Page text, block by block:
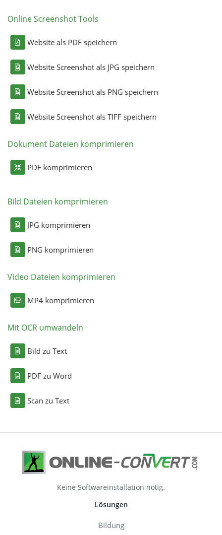
Online Screenshot Tools
Website als PDF speichern
Website Screenshot als JPG speichern
Website Screenshot als PNG speichern
Website Screenshot als TIFF speichern
Dokument Dateien komprimieren
PDF komprimieren
Bild Dateien komprimieren
JPG komprimieren
PNG komprimieren
Video Dateien komprimieren
MP4 komprimieren
Mit OCR umwandeln
Bild zu Text
PDF zu Word
Scan zu Text
Keine Softwareinstallation nötig.
Lösungen
Bildung